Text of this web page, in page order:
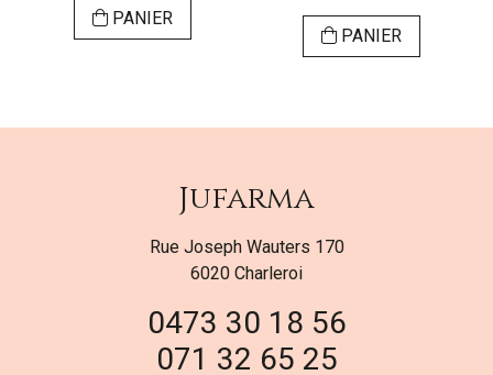
PANIER
PANIER
Jufarma
Rue Joseph Wauters 170
6020 Charleroi
0473 30 18 56
071 32 65 25